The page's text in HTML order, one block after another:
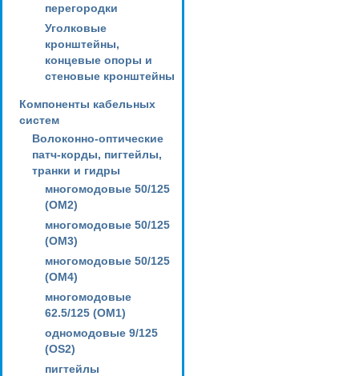
перегородки
Уголковые
кронштейны,
концевые опоры и
стеновые кронштейны
Компоненты кабельных
систем
Волоконно-оптические
патч-корды, пигтейлы,
транки и гидры
многомодовые 50/125
(OM2)
многомодовые 50/125
(OM3)
многомодовые 50/125
(OM4)
многомодовые
62.5/125 (OM1)
одномодовые 9/125
(OS2)
пигтейлы